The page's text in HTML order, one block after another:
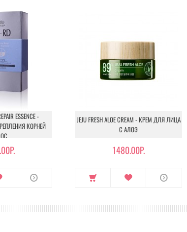
SALIX NIGRA (WILLOW) BARK EXTRACT,
FLOWER EXTRACT, GLYCYRRHIZA GLABRA
FLOWER EXTRACT, GLYCINE SOJA (SOYBEAN)
и в течение 5-15 минут выполнить пилинг-
пилинг-гель теплой водой.
ESSENCE -
КОРНЕЙ
JEJU FRESH ALOE CREAM - КРЕМ ДЛЯ ЛИЦА
С АЛОЭ
1480.00Р.